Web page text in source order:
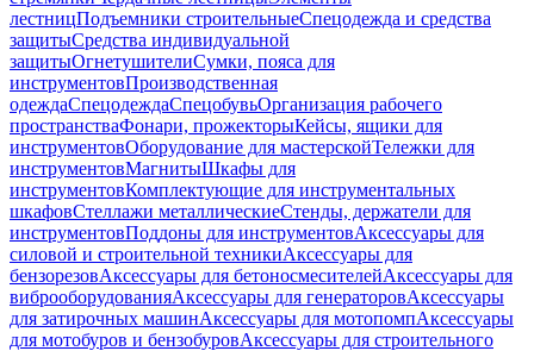
лестницПодъемники строительныеСпецодежда и средства
защитыСредства индивидуальной
защитыОгнетушителиСумки, пояса для
инструментовПроизводственная
одеждаСпецодеждаСпецобувьОрганизация рабочего
пространстваФонари, прожекторыКейсы, ящики для
инструментовОборудование для мастерскойТележки для
инструментовМагнитыШкафы для
инструментовКомплектующие для инструментальных
шкафовСтеллажи металлическиеСтенды, держатели для
инструментовПоддоны для инструментовАксессуары для
силовой и строительной техникиАксессуары для
бензорезовАксессуары для бетоносмесителейАксессуары для
виброоборудованияАксессуары для генераторовАксессуары
для затирочных машинАксессуары для мотопомпАксессуары
для мотобуров и бензобуровАксессуары для строительного